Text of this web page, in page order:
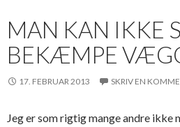
MAN KAN IKKE
BEKÆMPE
17. FEBRUAR 2013 SKRIV EN
Jeg er som rigtig mange andre